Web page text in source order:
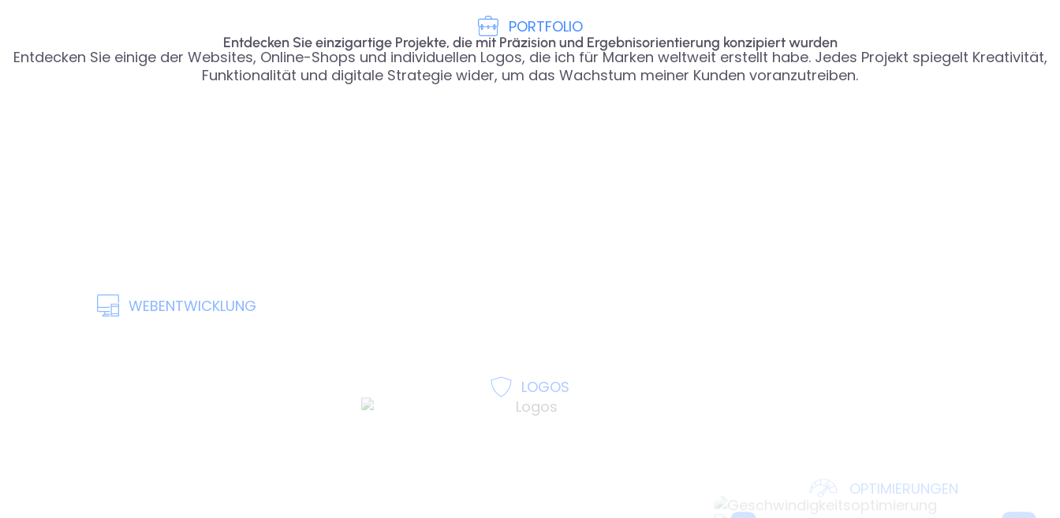
PORTFOLIO
Entdecken Sie einzigartige Projekte, die mit Präzision und Ergebnisorientierung konzipiert wurden
Entdecken Sie einige der Websites, Online-Shops und individuellen Logos, die ich für Marken weltweit erstellt habe. Jedes Projekt spiegelt Kreativität,
Funktionalität und digitale Strategie wider, um das Wachstum meiner Kunden voranzutreiben.